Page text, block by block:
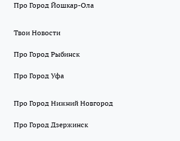
Про Город Йошкар-Ола
Твои Новости
Про Город Рыбинск
Про Город Уфа
Про Город Нижний Новгород
Про Город Дзержинск